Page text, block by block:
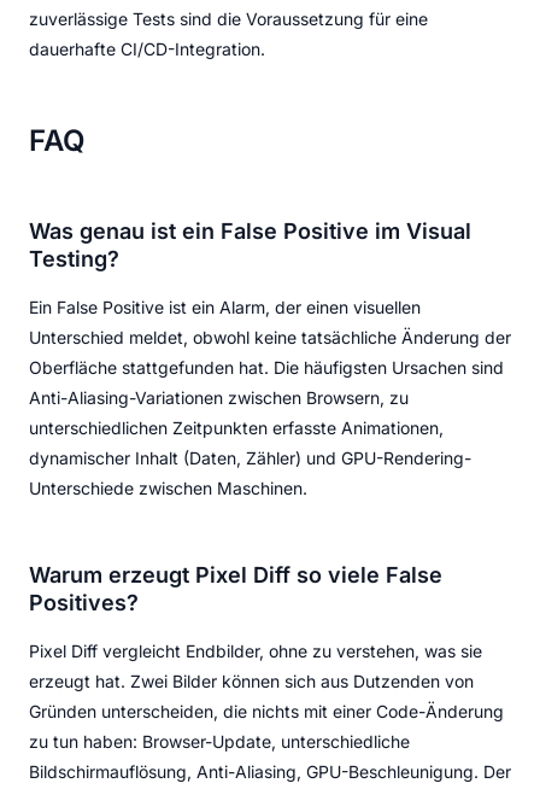
zuverlässige Tests sind die Voraussetzung für eine
dauerhafte CI/CD-Integration.
FAQ
Was genau ist ein False Positive im Visual
Testing?
Ein False Positive ist ein Alarm, der einen visuellen
Unterschied meldet, obwohl keine tatsächliche Änderung der
Oberfläche stattgefunden hat. Die häufigsten Ursachen sind
Anti-Aliasing-Variationen zwischen Browsern, zu
unterschiedlichen Zeitpunkten erfasste Animationen,
dynamischer Inhalt (Daten, Zähler) und GPU-Rendering-
Unterschiede zwischen Maschinen.
Warum erzeugt Pixel Diff so viele False
Positives?
Pixel Diff vergleicht Endbilder, ohne zu verstehen, was sie
erzeugt hat. Zwei Bilder können sich aus Dutzenden von
Gründen unterscheiden, die nichts mit einer Code-Änderung
zu tun haben: Browser-Update, unterschiedliche
Bildschirmauflösung, Anti-Aliasing, GPU-Beschleunigung. Der